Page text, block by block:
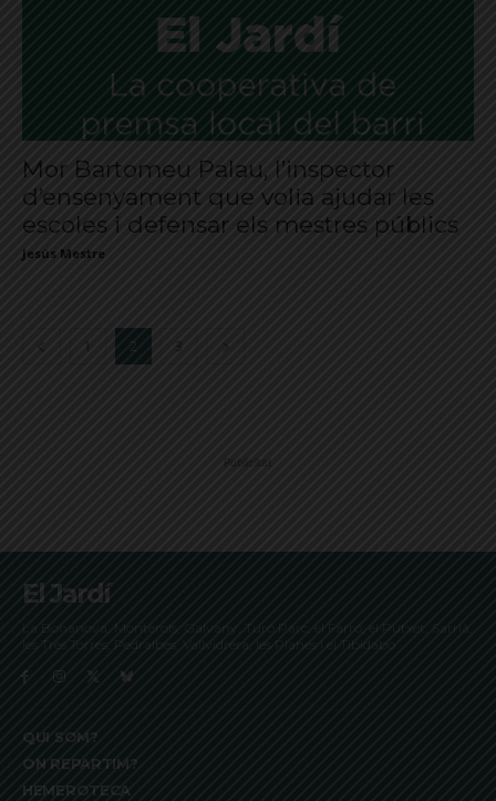
Mor Bartomeu Palau, l’inspector
d’ensenyament que volia ajudar les
escoles i defensar els mestres públics
Jesús Mestre
1 2 3
Publicitat
El Jardí
La Bonanova, Monterols, Galvany, Turó Parc, el Farró, el Putxet, Sarrià,
les Tres Torres, Pedralbes, Vallvidrera, les Planes i el Tibidabo
QUI SOM?
ON REPARTIM?
HEMEROTECA